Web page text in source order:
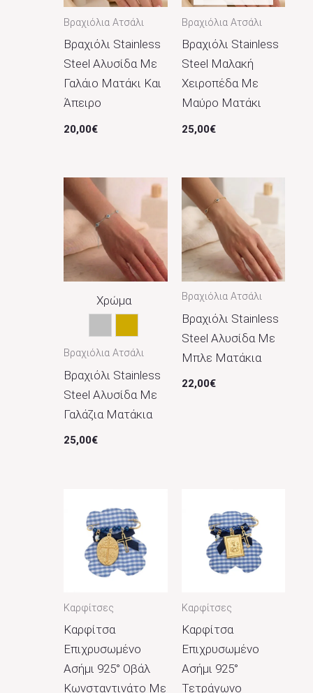
Βραχιόλια Ατσάλι
Βραχιόλι Stainless
Steel Αλυσίδα Με
Γαλάιο Ματάκι Και
Άπειρο
20,00€
Βραχιόλια Ατσάλι
Βραχιόλι Stainless
Steel Μαλακή
Χειροπέδα Με
Μαύρο Ματάκι
25,00€
Χρώμα
ΑσημίΧρυσό
Βραχιόλια Ατσάλι
Βραχιόλι Stainless
Steel Αλυσίδα Με
Γαλάζια Ματάκια
25,00€
Βραχιόλια Ατσάλι
Βραχιόλι Stainless
Steel Αλυσίδα Με
Μπλε Ματάκια
22,00€
Καρφίτσες
Καρφίτσα
Επιχρυσωμένο
Ασήμι 925° Οβάλ
Κωνσταντινάτο Με
Καρφίτσες
Καρφίτσα
Επιχρυσωμένο
Ασήμι 925°
Τετράγωνο